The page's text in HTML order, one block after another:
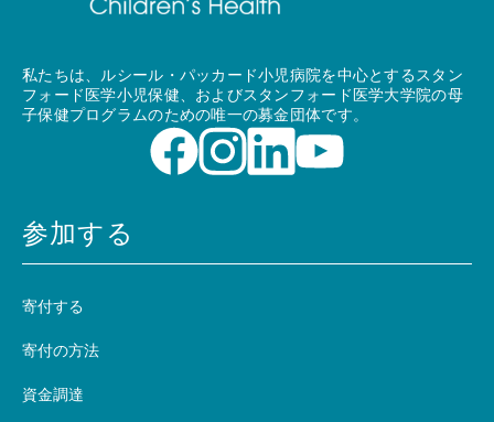
私たちは、ルシール・パッカード小児病院を中心とするスタン
フォード医学小児保健、およびスタンフォード医学大学院の母
子保健プログラムのための唯一の募金団体です。
参加する
寄付する
寄付の方法
資金調達